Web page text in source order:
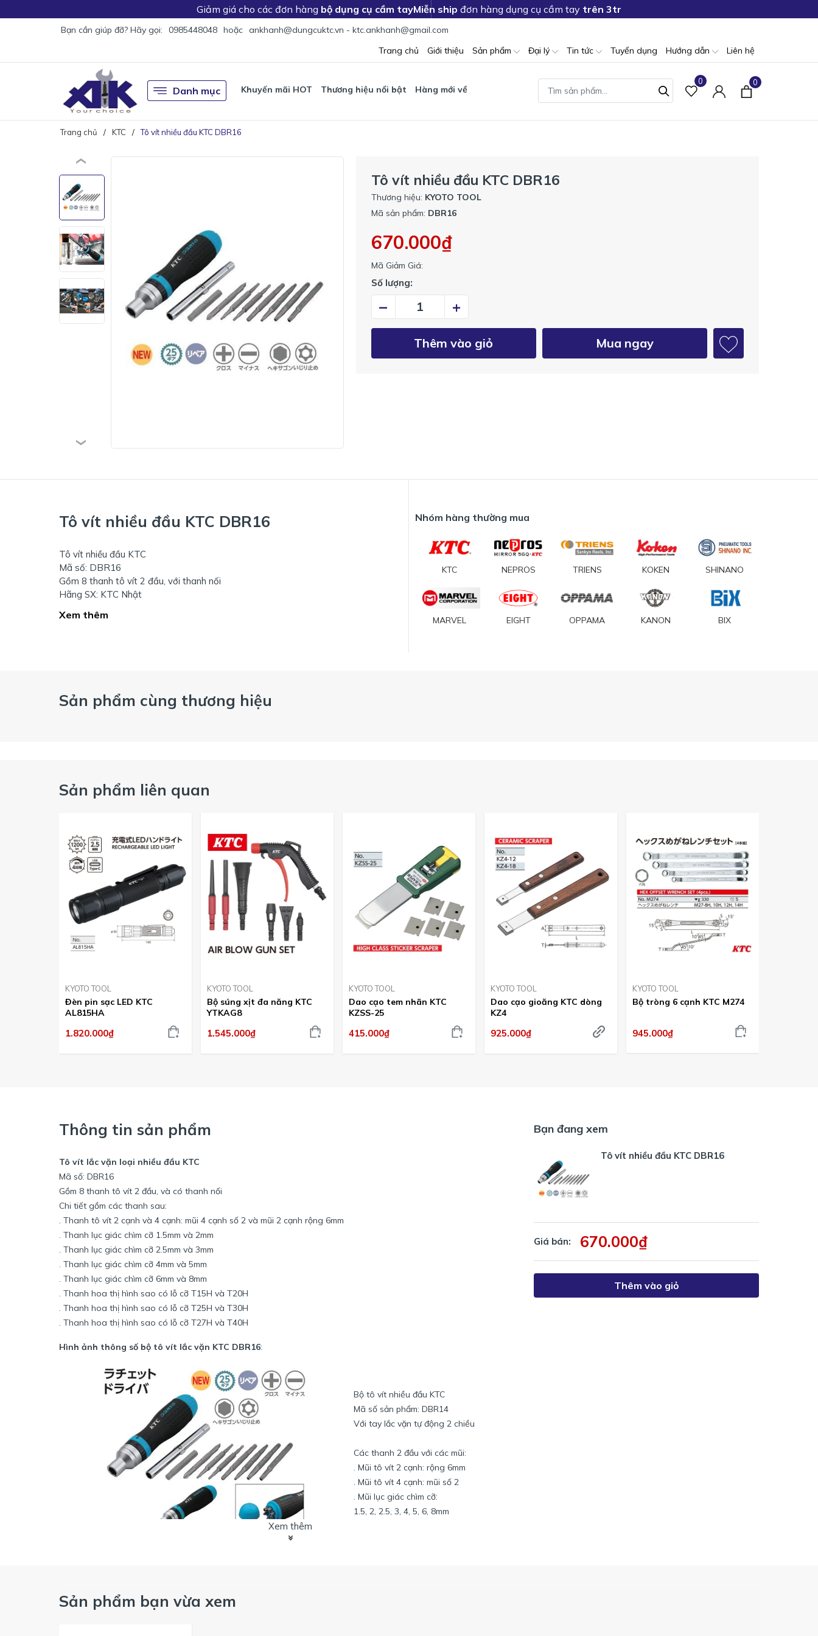
Giảm giá cho các đơn hàng bộ dụng cụ cầm tayMiễn ship đơn hàng dụng cụ cầm tay trên 3tr
Bạn cần giúp đỡ? Hãy gọi: 0985448048 hoặc ankhanh@dungcuktc.vn - ktc.ankhanh@gmail.com
Trang chủ
Giới thiệu Sản phẩm Đại lý Tin tức Tuyển dụng Hướng dẫn Liên hệ
Danh mục Khuyến mãi HOT Thương hiệu nổi bật Hàng mới về
0 0
Trang chủ KTC Tô vít nhiều đầu KTC DBR16
Tô vít nhiều đầu KTC DBR16
Thương hiệu: KYOTO TOOL
Mã sản phẩm: DBR16
670.000₫
Mã Giảm Giá:
Số lượng:
– +
Thêm vào giỏ Mua ngay
Tô vít nhiều đầu KTC DBR16
Tô vít nhiều đầu KTC
Mã số: DBR16
Gồm 8 thanh tô vít 2 đầu, với thanh nối
Hãng SX: KTC Nhật
Xem thêm
Nhóm hàng thường mua
KTC NEPROS TRIENS KOKEN SHINANO
MARVEL EIGHT OPPAMA KANON BIX
Sản phẩm cùng thương hiệu
Sản phẩm liên quan
KYOTO TOOL
Đèn pin sạc LED KTC
AL815HA
1.820.000₫
KYOTO TOOL
Bộ súng xịt đa năng KTC
YTKAG8
1.545.000₫
KYOTO TOOL
Dao cạo tem nhãn KTC
KZSS-25
415.000₫
KYOTO TOOL
Dao cạo gioăng KTC dòng
KZ4
925.000₫
KYOTO TOOL
Bộ tròng 6 cạnh KTC M274
945.000₫
Thông tin sản phẩm
Tô vít lắc vặn loại nhiều đầu KTC
Mã số: DBR16
Gồm 8 thanh tô vít 2 đầu, và có thanh nối
Chi tiết gồm các thanh sau:
. Thanh tô vít 2 cạnh và 4 cạnh: mũi 4 cạnh số 2 và mũi 2 cạnh rộng 6mm
. Thanh lục giác chìm cỡ 1.5mm và 2mm
. Thanh lục giác chìm cỡ 2.5mm và 3mm
. Thanh lục giác chìm cỡ 4mm và 5mm
. Thanh lục giác chìm cỡ 6mm và 8mm
. Thanh hoa thị hình sao có lỗ cỡ T15H và T20H
. Thanh hoa thị hình sao có lỗ cỡ T25H và T30H
. Thanh hoa thị hình sao có lỗ cỡ T27H và T40H
Hình ảnh thông số bộ tô vít lắc vặn KTC DBR16:
Bộ tô vít nhiều đầu KTC
Mã số sản phẩm: DBR14
Với tay lắc vặn tự động 2 chiều
Các thanh 2 đầu với các mũi:
. Mũi tô vít 2 cạnh: rộng 6mm
. Mũi tô vít 4 cạnh: mũi số 2
. Mũi lục giác chìm cỡ:
1.5, 2, 2.5, 3, 4, 5, 6, 8mm
Các thanh vặn được bố trí phía chuôi của tô vít, thao tác dễ dàng thuận tiện.
Xem thêm
Bạn đang xem
Tô vít nhiều đầu KTC DBR16
Giá bán: 670.000₫
Thêm vào giỏ
Sản phẩm bạn vừa xem